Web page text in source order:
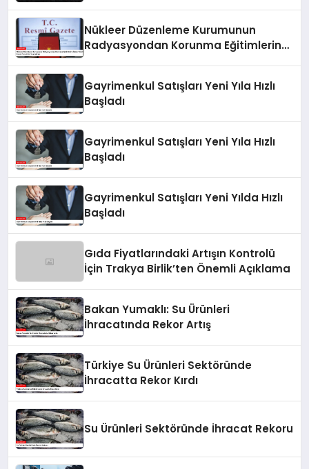
Nükleer Düzenleme Kurumunun
Radyasyondan Korunma Eğitimlerine
Gayrimenkul Satışları Yeni Yıla Hızlı
Başladı
Gayrimenkul Satışları Yeni Yıla Hızlı
Başladı
Gayrimenkul Satışları Yeni Yılda Hızlı
Başladı
Gıda Fiyatlarındaki Artışın Kontrolü
İçin Trakya Birlik’ten Önemli Açıklama
Bakan Yumaklı: Su Ürünleri
İhracatında Rekor Artış
Türkiye Su Ürünleri Sektöründe
İhracatta Rekor Kırdı
Su Ürünleri Sektöründe İhracat Rekoru